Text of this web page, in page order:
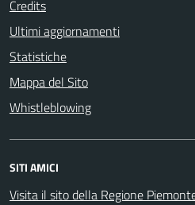
Credits
Ultimi aggiornamenti
Statistiche
Mappa del Sito
Whistleblowing
SITI AMICI
Visita il sito della Regione